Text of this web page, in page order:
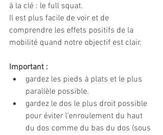
à la clé : le full squat.
Il est plus facile de voir et de
comprendre les effets positifs de la
mobilité quand notre objectif est clair.
Important :
gardez les pieds à plats et le plus
parallèle possible.
gardez le dos le plus droit possible
pour éviter l'enroulement du haut
du dos comme du bas du dos (sous